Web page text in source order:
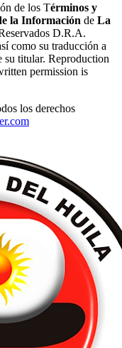
de los Términos y
la Información de La
D.R.A.
como su traducción a
su titular. Reproduction
permission is
los derechos